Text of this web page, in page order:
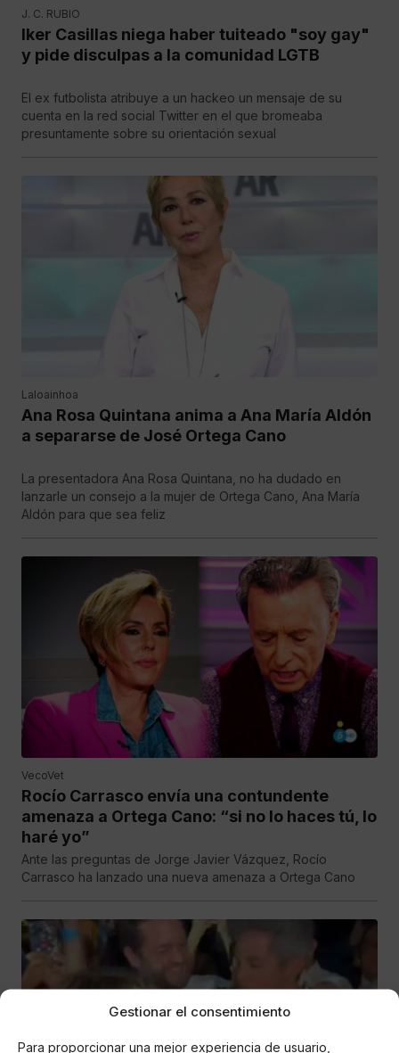
Gestionar el consentimiento
Para proporcionar una mejor experiencia de usuario,
J. C. RUBIO
Iker Casillas niega haber tuiteado "soy gay"
y pide disculpas a la comunidad LGTB
El ex futbolista atribuye a un hackeo un mensaje de su
cuenta en la red social Twitter en el que bromeaba
presuntamente sobre su orientación sexual
Laloainhoa
Ana Rosa Quintana anima a Ana María Aldón
a separarse de José Ortega Cano
La presentadora Ana Rosa Quintana, no ha dudado en
lanzarle un consejo a la mujer de Ortega Cano, Ana María
Aldón para que sea feliz
VecoVet
Rocío Carrasco envía una contundente
amenaza a Ortega Cano: “si no lo haces tú, lo
haré yo”
Ante las preguntas de Jorge Javier Vázquez, Rocío
Carrasco ha lanzado una nueva amenaza a Ortega Cano